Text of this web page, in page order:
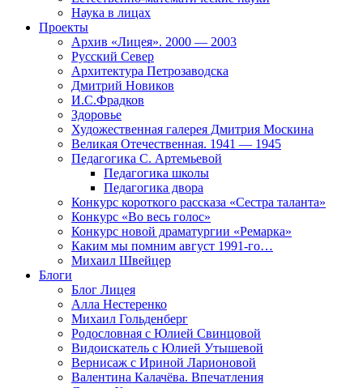
Наука в лицах
Проекты
Архив «Лицея». 2000 — 2003
Русский Север
Архитектура Петрозаводска
Дмитрий Новиков
И.С.Фрадков
Здоровье
Художественная галерея Дмитрия Москина
Великая Отечественная. 1941 — 1945
Педагогика С. Артемьевой
Педагогика школы
Педагогика двора
Конкурс короткого рассказа «Сестра таланта»
Конкурс «Во весь голос»
Конкурс новой драматургии «Ремарка»
Каким мы помним август 1991-го…
Михаил Швейцер
Блоги
Блог Лицея
Алла Нестеренко
Михаил Гольденберг
Родословная с Юлией Свинцовой
Видоискатель с Юлией Утышевой
Вернисаж с Ириной Ларионовой
Валентина Калачёва. Впечатления